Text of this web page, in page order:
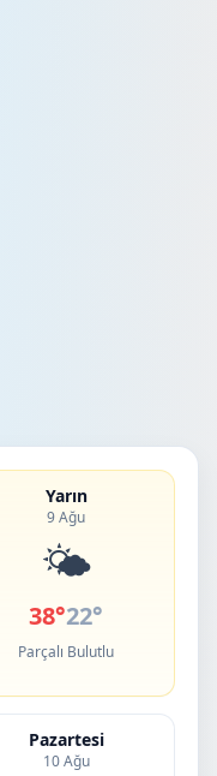
Yarın
9 Ağu
🌤️
38°22°
Parçalı Bulutlu
Pazartesi
10 Ağu